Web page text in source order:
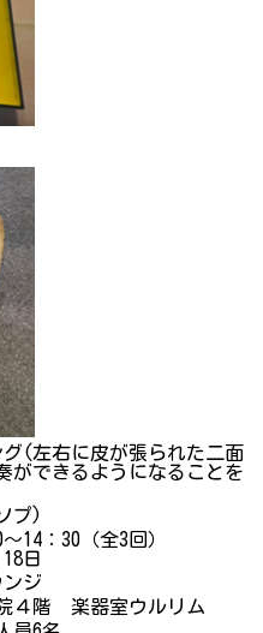
(左右に皮が張られた二面
ができるようになることを
ソプ)
14：30（全3回）
日
ジ
４階 楽器室ウルリム